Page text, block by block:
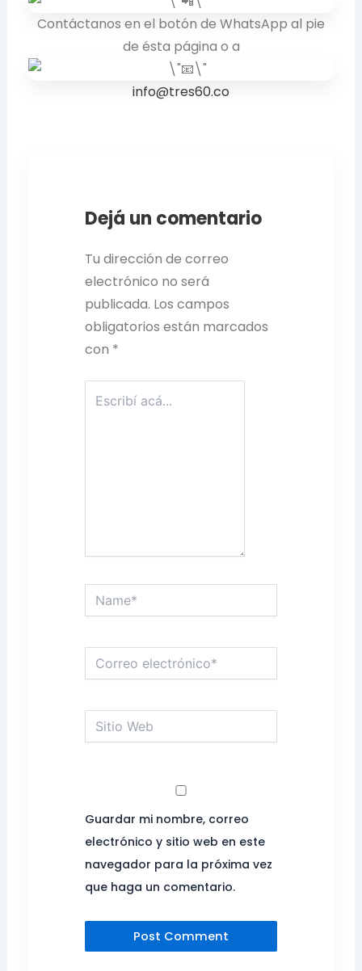
Contáctanos en el botón de WhatsApp al pie
de ésta página o a
info@tres60.co
Dejá un comentario
Tu dirección de correo
electrónico no será
publicada. Los campos
obligatorios están marcados
con *
acá...
electrónico*
Web
Guardar mi nombre, correo
electrónico y sitio web en este
navegador para la próxima vez
que haga un comentario.